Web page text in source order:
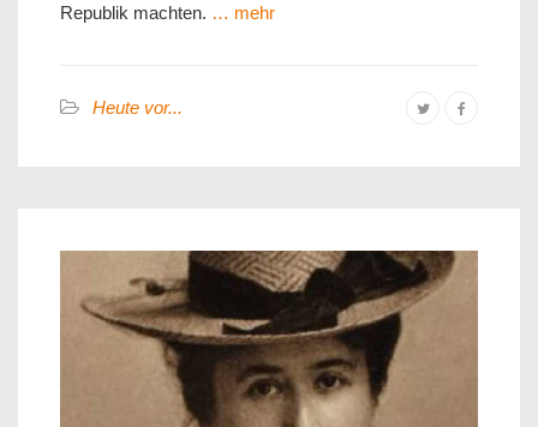
Republik machten. … mehr
Heute vor...